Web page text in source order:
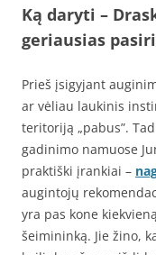
Ką daryti –
geriausias
Prieš įsigyjant
ar vėliau laukinis
teritoriją „pabus”.
gadinimo namuose
praktiški įrankiai –
augintojų
yra pas kone
šeimininką. Jie žino,